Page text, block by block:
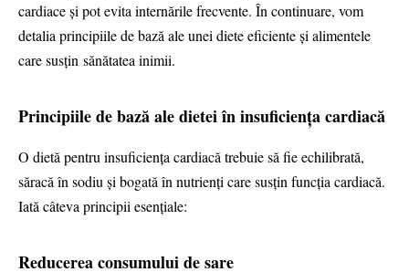
cardiace și pot evita internările frecvente. În continuare, vom
detalia principiile de bază ale unei diete eficiente și alimentele
care susțin sănătatea inimii.
Principiile de bază ale dietei în insuficiența cardiacă
O dietă pentru insuficiența cardiacă trebuie să fie echilibrată,
săracă în sodiu și bogată în nutrienți care susțin funcția cardiacă.
Iată câteva principii esențiale:
Reducerea consumului de sare